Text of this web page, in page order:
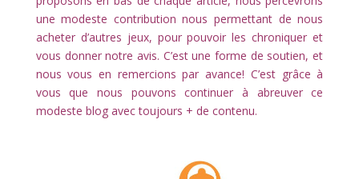
une modeste contribution nous permettant de nous
acheter d’autres jeux, pour pouvoir les chroniquer et
vous donner notre avis. C’est une forme de soutien, et
nous vous en remercions par avance! C’est grâce à
vous que nous pouvons continuer à abreuver ce
modeste blog avec toujours + de contenu.